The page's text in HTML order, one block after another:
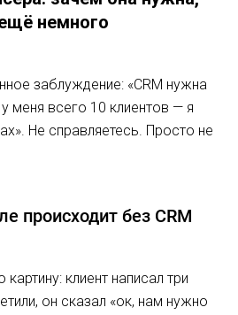
немного
заблуждение: «CRM нужна
меня всего 10 клиентов — я
Не справляетесь. Просто не
происходит без CRM
картину: клиент написал три
он сказал «ок, нам нужно